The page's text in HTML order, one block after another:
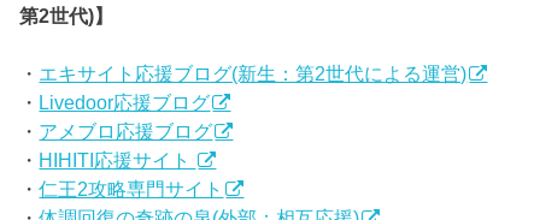
第2世代)】
・ エキサイト応援ブログ(新生：第2世代による運営)
・ Livedoor応援ブログ
・ アメブロ応援ブログ
・ HIHITI応援サイト
・仁王2攻略専門サイト